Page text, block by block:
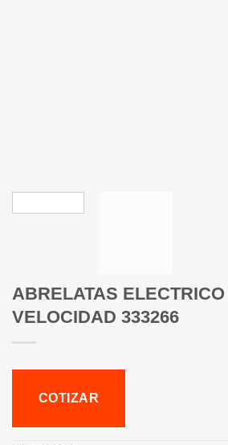
ABRELATAS
VELOCIDAD 333266
COTIZAR